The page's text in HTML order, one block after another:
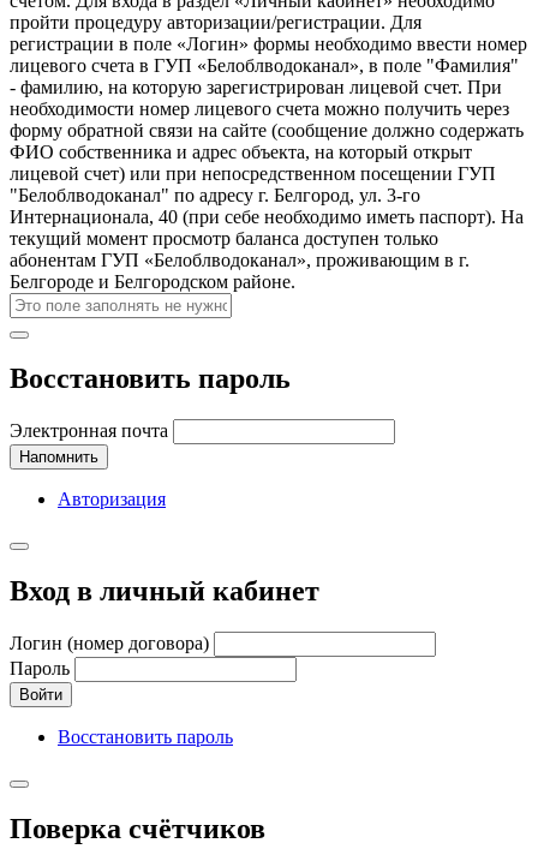
пройти процедуру авторизации/регистрации. Для
регистрации в поле «Логин» формы необходимо ввести номер
лицевого счета в ГУП «Белоблводоканал», в поле "Фамилия"
- фамилию, на которую зарегистрирован лицевой счет. При
необходимости номер лицевого счета можно получить через
форму обратной связи на сайте (сообщение должно содержать
ФИО собственника и адрес объекта, на который открыт
лицевой счет) или при непосредственном посещении ГУП
"Белоблводоканал" по адресу г. Белгород, ул. 3-го
Интернационала, 40 (при себе необходимо иметь паспорт). На
текущий момент просмотр баланса доступен только
абонентам ГУП «Белоблводоканал», проживающим в г.
Белгороде и Белгородском районе.
Восстановить пароль
Электронная почта
Напомнить
Авторизация
Вход в личный кабинет
Логин (номер договора)
Пароль
Войти
Восстановить пароль
Поверка счётчиков